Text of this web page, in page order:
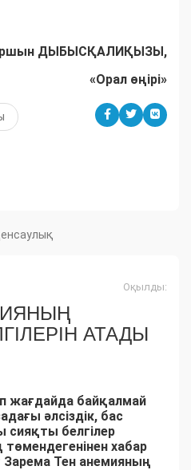
ДЫБЫСҚАЛИҚЫЗЫ,
«Орал өңірі»
Оқылды:
АТАДЫ
жағдайда байқалмай
әлсіздік, бас
сияқты белгілер
төмендегенінен хабар
Зарема Тен анемияның